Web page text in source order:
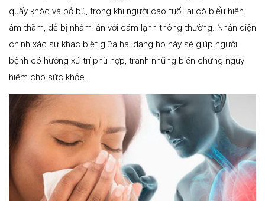
quấy khóc và bỏ bú, trong khi người cao tuổi lại có biểu hiện
âm thầm, dễ bị nhầm lẫn với cảm lạnh thông thường. Nhận diện
chính xác sự khác biệt giữa hai dạng ho này sẽ giúp người
bệnh có hướng xử trí phù hợp, tránh những biến chứng nguy
hiểm cho sức khỏe.